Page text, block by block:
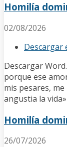
Homilía
02/08/2026
Descargar
Descargar
porque ese
mis pesares,
angustia la vida»
Homilía
26/07/2026